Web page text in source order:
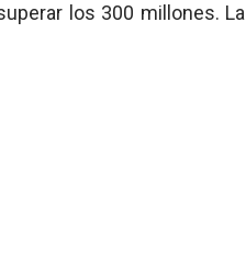
los 300 millones. La